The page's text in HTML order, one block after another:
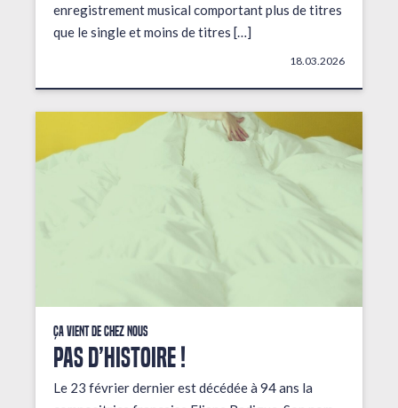
enregistrement musical comportant plus de titres
que le single et moins de titres […]
18.03.2026
Ça vient de chez nous
PAS D’HISTOIRE !
Le 23 février dernier est décédée à 94 ans la